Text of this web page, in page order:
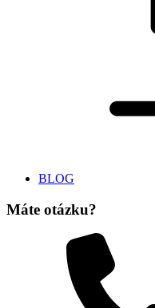
BLOG
Máte otázku?